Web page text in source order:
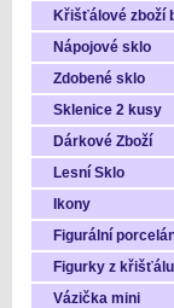
Křišťálové zboží
Nápojové sklo
Zdobené sklo
Sklenice 2 kusy
Dárkové Zboží
Lesní Sklo
Ikony
Figurální
Figurky z křišťálu
Vázička mini